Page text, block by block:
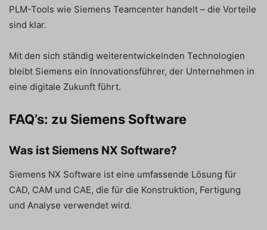
PLM-Tools wie Siemens Teamcenter handelt – die Vorteile
sind klar.
Mit den sich ständig weiterentwickelnden Technologien
bleibt Siemens ein Innovationsführer, der Unternehmen in
eine digitale Zukunft führt.
FAQ’s: zu Siemens Software
Was ist Siemens NX Software?
Siemens NX Software ist eine umfassende Lösung für
CAD, CAM und CAE, die für die Konstruktion, Fertigung
und Analyse verwendet wird.